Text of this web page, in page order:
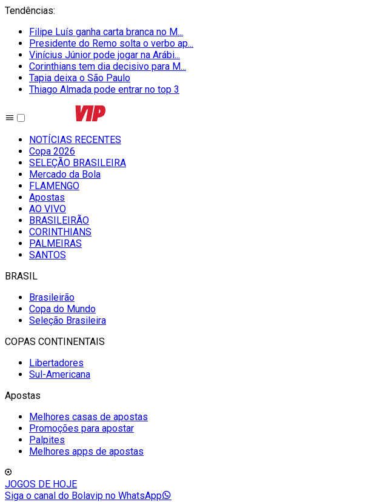
Tendências:
Filipe Luís ganha carta branca no M...
Presidente do Remo solta o verbo ap...
Vinícius Júnior pode jogar na Arábi...
Corinthians tem dia decisivo para M...
Tapia deixa o São Paulo
Thiago Almada pode entrar no top 3
NOTÍCIAS RECENTES
Copa 2026
SELEÇÃO BRASILEIRA
Mercado da Bola
FLAMENGO
Apostas
AO VIVO
BRASILEIRÃO
CORINTHIANS
PALMEIRAS
SANTOS
BRASIL
Brasileirão
Copa do Mundo
Seleção Brasileira
COPAS CONTINENTAIS
Libertadores
Sul-Americana
Apostas
Melhores casas de apostas
Promoções para apostar
Palpites
Melhores apps de apostas
JOGOS DE HOJE
Siga o canal do Bolavip no WhatsApp